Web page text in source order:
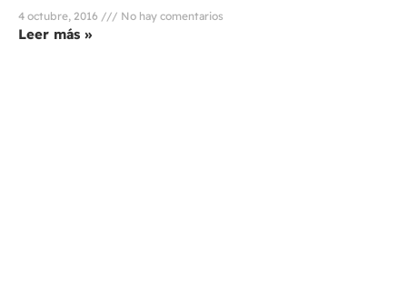
4 octubre, 2016 No hay comentarios
Leer más »